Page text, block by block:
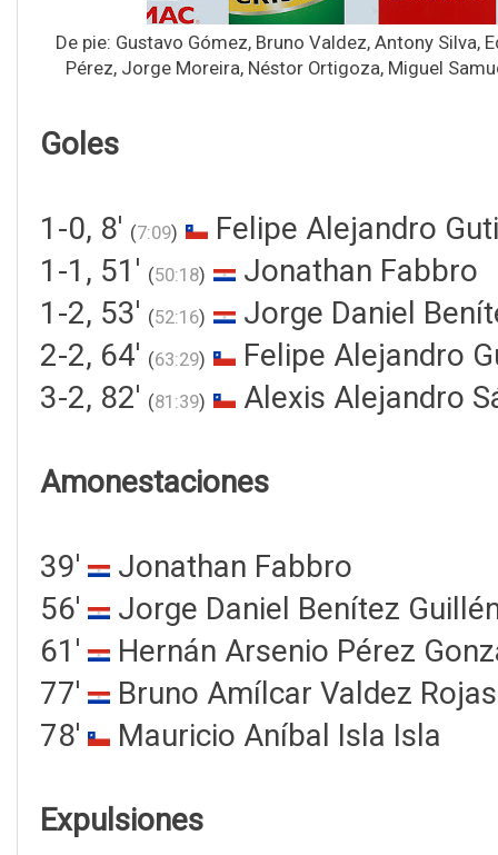
De pie: Gustavo Gómez, Bruno Valdez, Antony
Pérez, Jorge Moreira, Néstor Ortigoza, Miguel
Goles
1-0, 8' (7:09)
Felipe Alejandro
1-1, 51' (50:18)
Jonathan Fabbro
1-2, 53' (52:16)
Jorge Daniel
2-2, 64' (63:29)
Felipe Alejandro
3-2, 82' (81:39) Alexis Alejandro
Amonestaciones
39'
Jonathan Fabbro
56'
Jorge Daniel Benítez
61'
Hernán Arsenio Pérez
77'
Bruno Amílcar Valdez Rojas
78'
Mauricio Aníbal Isla Isla
Expulsiones